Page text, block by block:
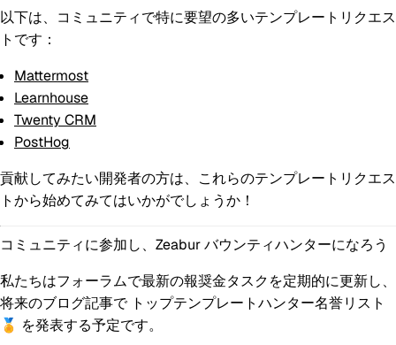
以下は、コミュニティで特に要望の多いテンプレートリクエス
トです：
Mattermost
Learnhouse
Twenty CRM
PostHog
貢献してみたい開発者の方は、これらのテンプレートリクエス
トから始めてみてはいかがでしょうか！
コミュニティに参加し、Zeabur バウンティハンターになろう
私たちはフォーラムで最新の報奨金タスクを定期的に更新し、
将来のブログ記事で トップテンプレートハンター名誉リスト
🏅 を発表する予定です。